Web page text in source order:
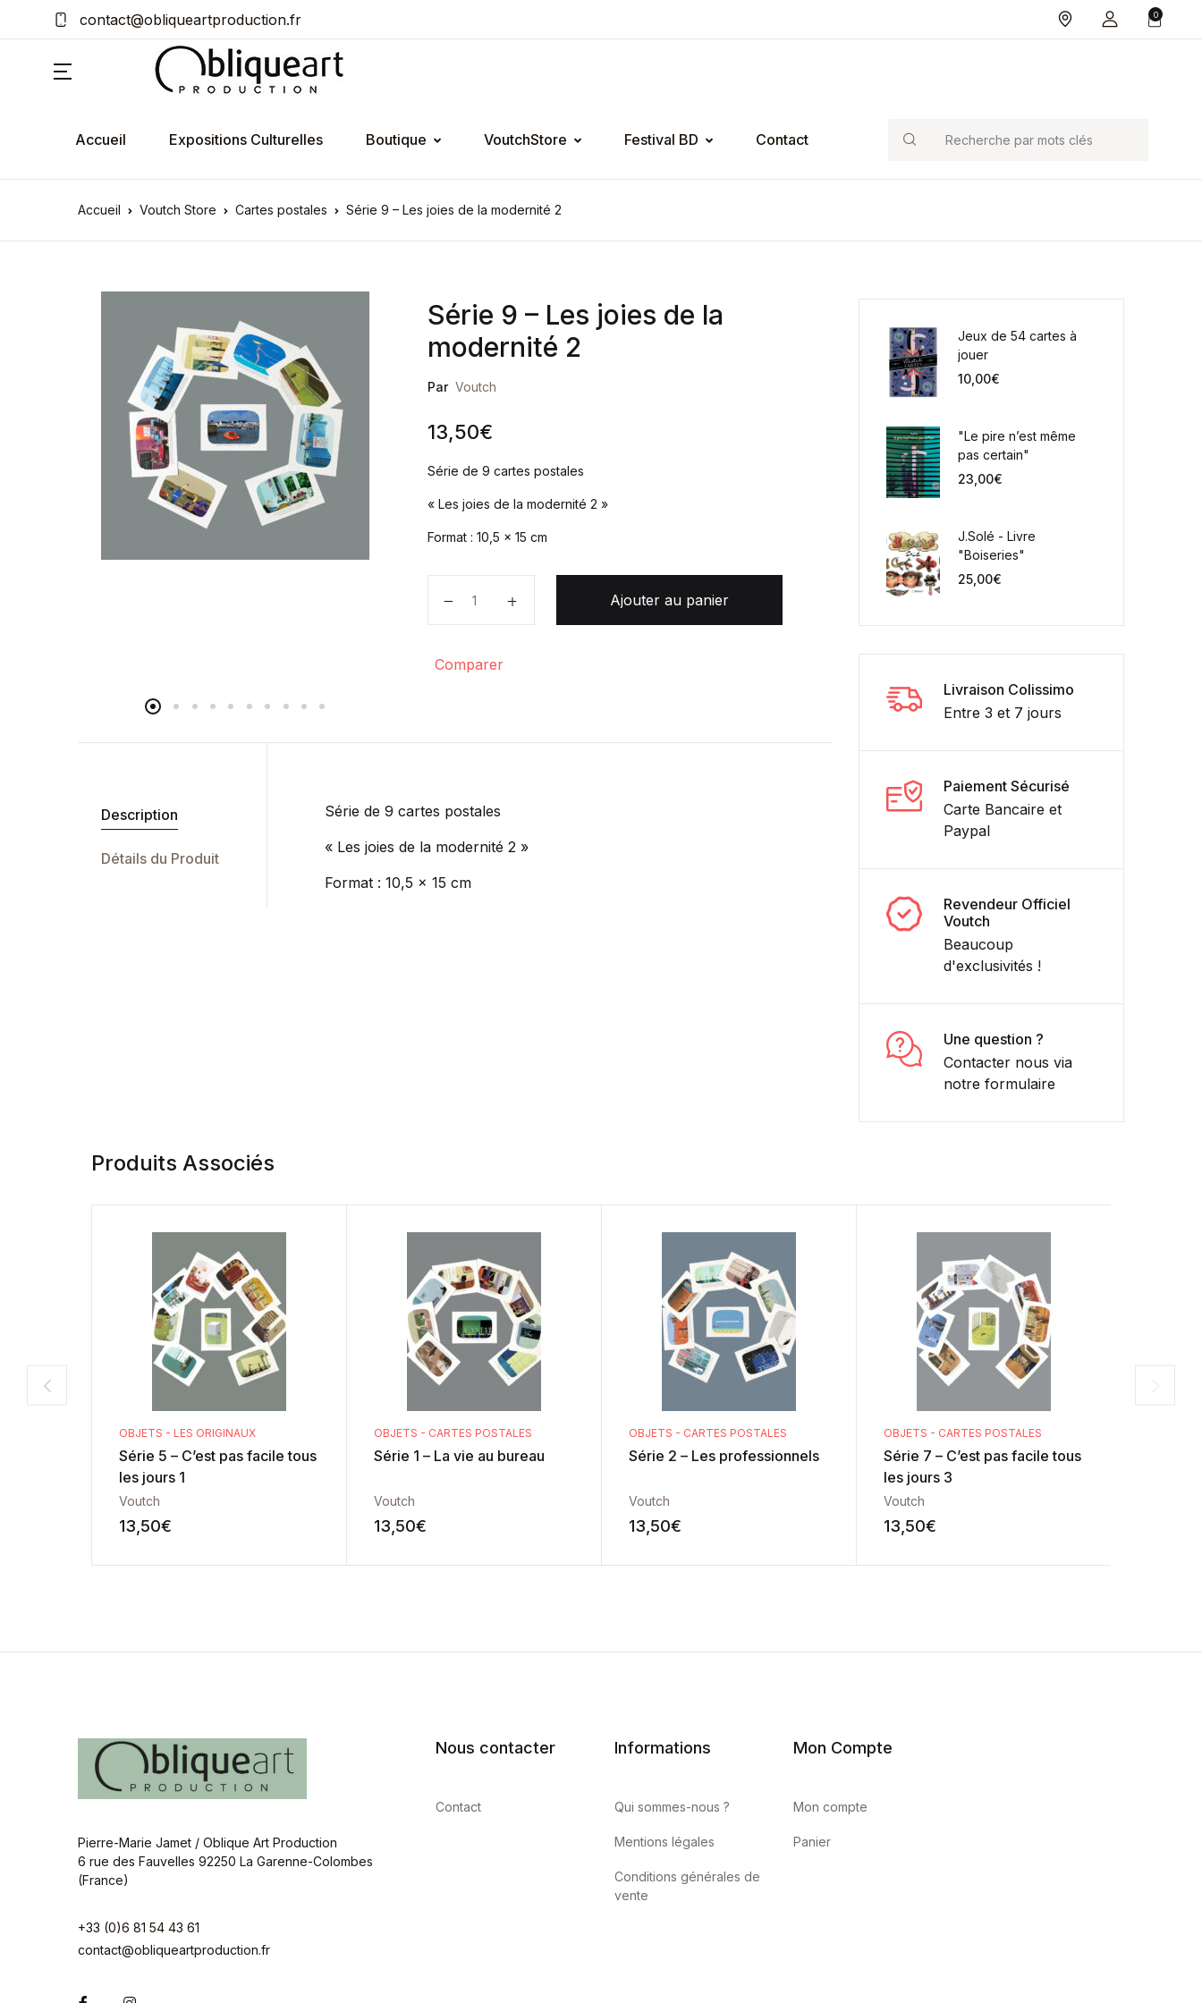
contact@obliqueartproduction.fr 0
Accueil Expositions Culturelles Boutique VoutchStore Festival BD Contact Search
Accueil Voutch Store Cartes postales Série 9 – Les joies de la modernité 2
Série 9 – Les joies de la
modernité 2
Par Voutch
13,50€
Série de 9 cartes postales
« Les joies de la modernité 2 »
Format : 10,5 x 15 cm
Ajouter au panier
Comparer
Description
Détails du Produit
Série de 9 cartes postales
« Les joies de la modernité 2 »
Format : 10,5 x 15 cm
Jeux de 54 cartes à
jouer
10,00€
"Le pire n’est même
pas certain"
23,00€
J.Solé - Livre
"Boiseries"
25,00€
Livraison Colissimo
Entre 3 et 7 jours
Paiement Sécurisé
Carte Bancaire et
Paypal
Revendeur Officiel
Voutch
Beaucoup
d'exclusivités !
Une question ?
Contacter nous via
notre formulaire
Produits Associés
OBJETS - LES ORIGINAUX
Série 5 – C’est pas facile tous
les jours 1
Voutch
13,50€
OBJETS - CARTES POSTALES
Série 1 – La vie au bureau
Voutch
13,50€
OBJETS - CARTES POSTALES
Série 2 – Les professionnels
Voutch
13,50€
OBJETS - CARTES POSTALES
Série 7 – C’est pas facile tous
les jours 3
Voutch
13,50€
Pierre-Marie Jamet / Oblique Art Production
6 rue des Fauvelles 92250 La Garenne-Colombes
(France)
+33 (0)6 81 54 43 61
contact@obliqueartproduction.fr
Nous contacter
Contact
Informations
Qui sommes-nous ?
Mentions légales
Conditions générales de
vente
Mon Compte
Mon compte
Panier